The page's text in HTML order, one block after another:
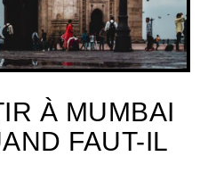
À MUMBAI
FAUT-IL